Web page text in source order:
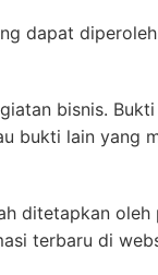
dapat
bisnis.
bukti lain yang
ditetapkan oleh
terbaru di